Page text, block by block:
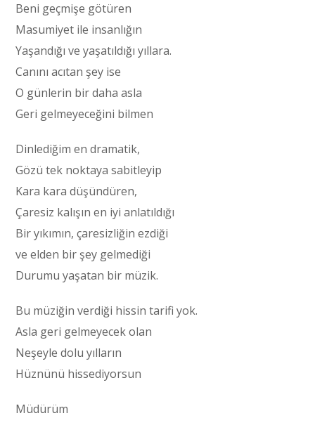
Beni geçmişe götüren
Masumiyet ile insanlığın
Yaşandığı ve yaşatıldığı yıllara.
Canını acıtan şey ise
O günlerin bir daha asla
Geri gelmeyeceğini bilmen
Dinlediğim en dramatik,
Gözü tek noktaya sabitleyip
Kara kara düşündüren,
Çaresiz kalışın en iyi anlatıldığı
Bir yıkımın, çaresizliğin ezdiği
ve elden bir şey gelmediği
Durumu yaşatan bir müzik.
Bu müziğin verdiği hissin tarifi yok.
Asla geri gelmeyecek olan
Neşeyle dolu yılların
Hüznünü hissediyorsun
Müdürüm